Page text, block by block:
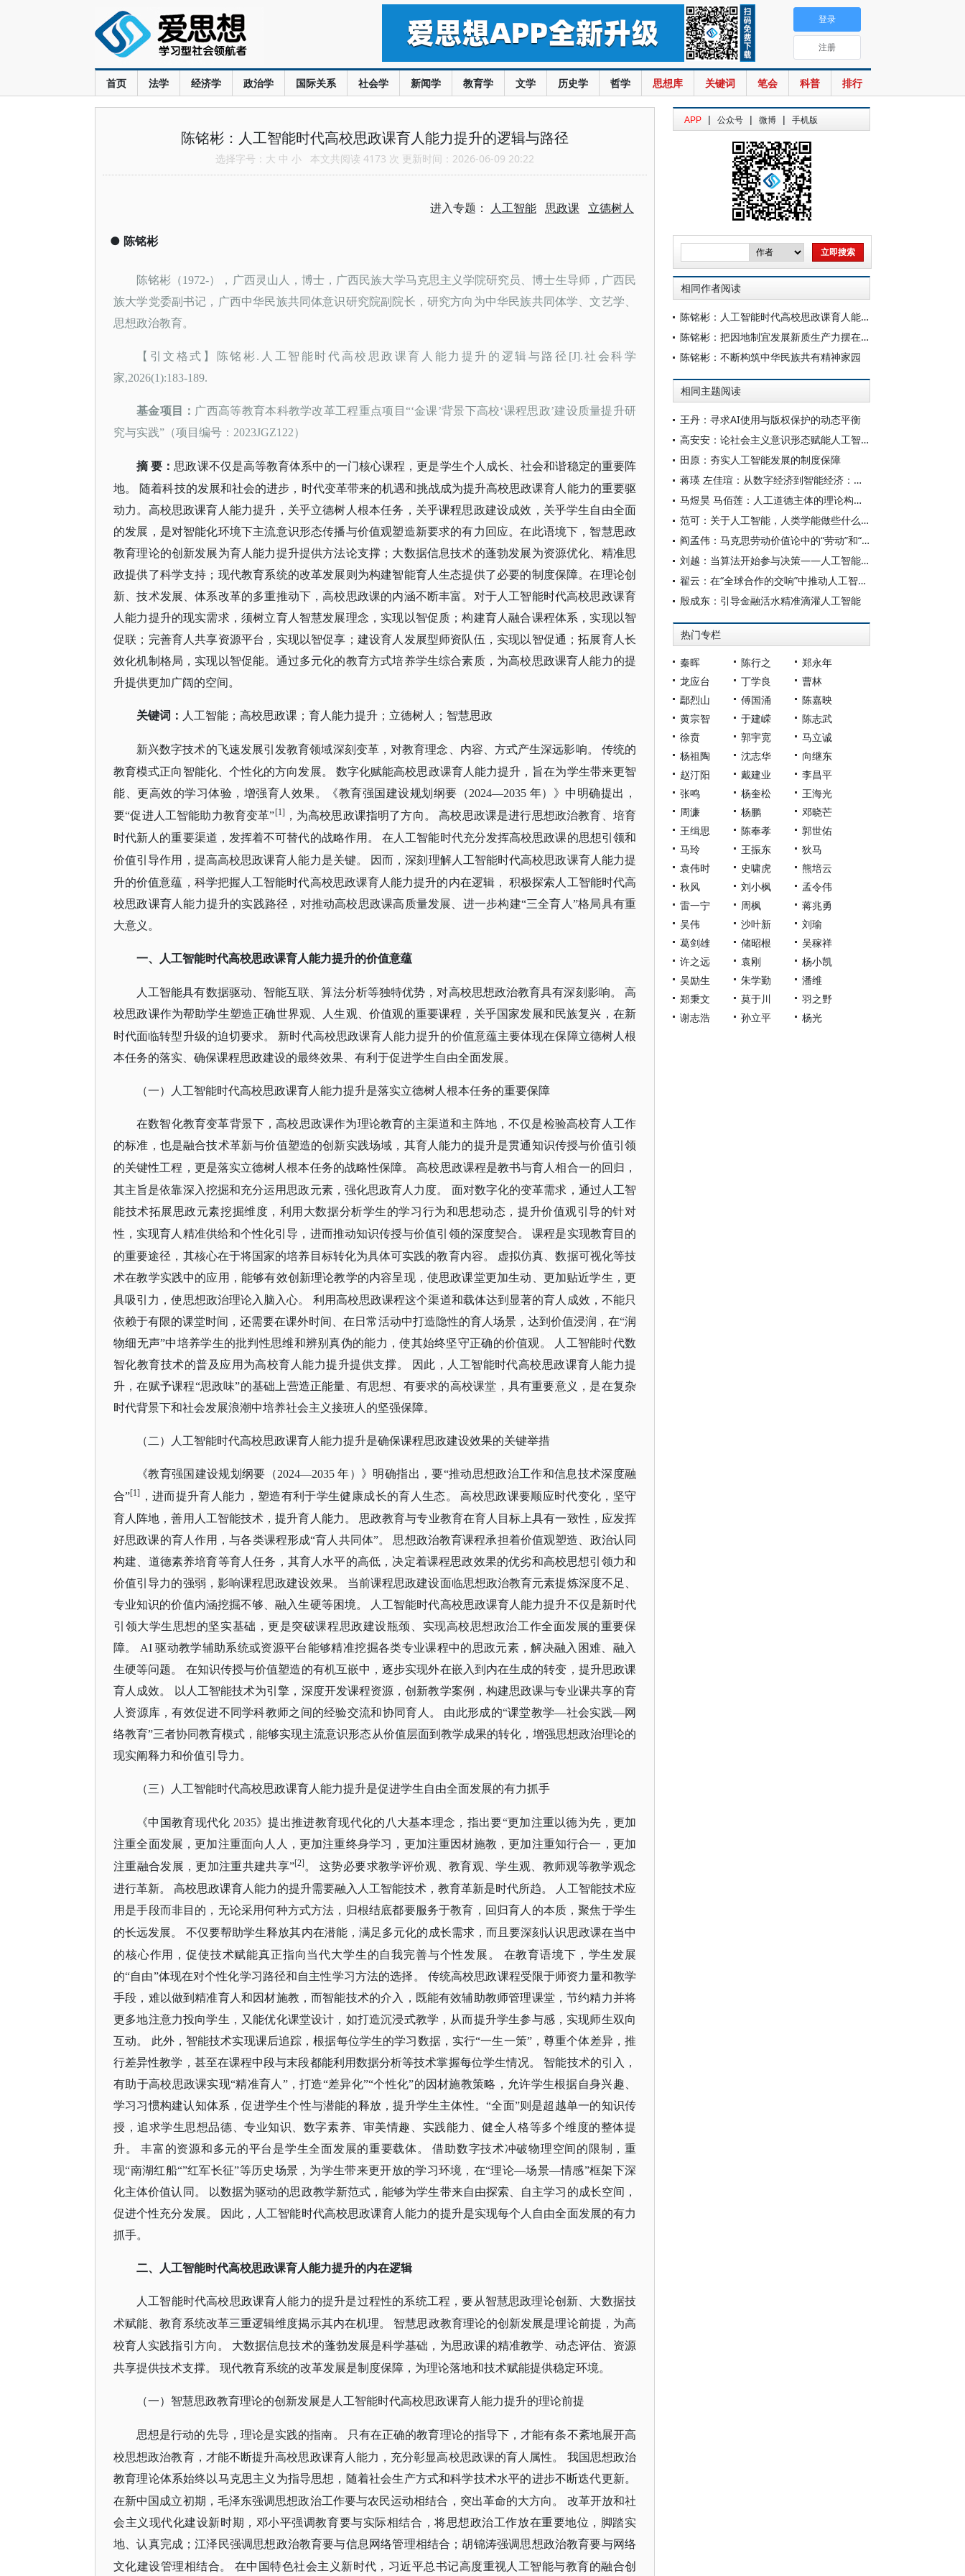
首页 法学 经济学 政治学 国际关系 社会学 新闻学 教育学 文学 历史学 哲学 思想库 关键词 笔会 科普 排行
登录
注册
陈铭彬：人工智能时代高校思政课育人能力提升的逻辑与路径
选择字号： 大 中 小 本文共阅读 4173 次 更新时间：2026-06-09 20:22
进入专题： 人工智能 思政课 立德树人
● 陈铭彬
陈铭彬（1972-），广西灵山人，博士，广西民族大学马克思主义学院研究员、博士生导师，广西民
族大学党委副书记，广西中华民族共同体意识研究院副院长，研究方向为中华民族共同体学、文艺学、
思想政治教育。
【引文格式】陈铭彬.人工智能时代高校思政课育人能力提升的逻辑与路径[J].社会科学
家,2026(1):183-189.
基金项目： 广西高等教育本科教学改革工程重点项目 “‘金课’背景下高校‘课程思政’建设质量提升研
究与实践”（项目编号：2023JGZ122）
摘 要： 思政课不仅是高等教育体系中的一门核心课程，更是学生个人成长、社会和谐稳定的重要阵
地。
随着科技的发展和社会的进步，时代变革带来的机遇和挑战成为提升高校思政课育人能力的重要驱
动力。高校思政课育人能力提升，关乎立德树人根本任务，关乎课程思政建设成效，关乎学生自由全面
的发展，是对智能化环境下主流意识形态传播与价值观塑造新要求的有力回应。在此语境下，智慧思政
教育理论的创新发展为育人能力提升提供方法论支撑；大数据信息技术的蓬勃发展为资源优化、精准思
政提供了科学支持；现代教育系统的改革发展则为构建智能育人生态提供了必要的制度保障。在理论创
新、技术发展、体系改革的多重推动下，高校思政课的内涵不断丰富。对于人工智能时代高校思政课育
人能力提升的现实需求，须树立育人智慧发展理念，实现以智促质；构建育人融合课程体系，实现以智
促联；完善育人共享资源平台，实现以智促享；建设育人发展型师资队伍，实现以智促通；拓展育人长
效化机制格局，实现以智促能。通过多元化的教育方式培养学生综合素质，为高校思政课育人能力的提
升提供更加广阔的空间。
关键词： 人工智能；高校思政课；育人能力提升；立德树人；智慧思政
新兴数字技术的飞速发展引发教育领域深刻变革，对教育理念、内容、方式产生深远影响。
传统的
教育模式正向智能化、个性化的方向发展。
数字化赋能高校思政课育人能力提升，旨在为学生带来更智
能、更高效的学习体验，增强育人效果。《教育强国建设规划纲要（2024—2035 年）》中明确提出，
要“促进人工智能助力教育变革”[1]，为高校思政课指明了方向。
高校思政课是进行思想政治教育、培育
时代新人的重要渠道，发挥着不可替代的战略作用。
在人工智能时代充分发挥高校思政课的思想引领和
价值引导作用，提高高校思政课育人能力是关键。
因而，深刻理解人工智能时代高校思政课育人能力提
升的价值意蕴，科学把握人工智能时代高校思政课育人能力提升的内在逻辑，
积极探索人工智能时代高
校思政课育人能力提升的实践路径，对推动高校思政课高质量发展、进一步构建“三全育人”格局具有重
大意义。
一、人工智能时代高校思政课育人能力提升的价值意蕴
人工智能具有数据驱动、智能互联、算法分析等独特优势，对高校思想政治教育具有深刻影响。
高
校思政课作为帮助学生塑造正确世界观、人生观、价值观的重要课程，关乎国家发展和民族复兴，在新
时代面临转型升级的迫切要求。
新时代高校思政课育人能力提升的价值意蕴主要体现在保障立德树人根
本任务的落实、确保课程思政建设的最终效果、有利于促进学生自由全面发展。
（一）人工智能时代高校思政课育人能力提升是落实立德树人根本任务的重要保障
在数智化教育变革背景下，高校思政课作为理论教育的主渠道和主阵地，不仅是检验高校育人工作
的标准，也是融合技术革新与价值塑造的创新实践场域，其育人能力的提升是贯通知识传授与价值引领
的关键性工程，更是落实立德树人根本任务的战略性保障。
高校思政课程是教书与育人相合一的回归，
其主旨是依靠深入挖掘和充分运用思政元素，强化思政育人力度。
面对数字化的变革需求，通过人工智
能技术拓展思政元素挖掘维度，利用大数据分析学生的学习行为和思想动态，提升价值观引导的针对
性，实现育人精准供给和个性化引导，进而推动知识传授与价值引领的深度契合。
课程是实现教育目的
的重要途径，其核心在于将国家的培养目标转化为具体可实践的教育内容。
虚拟仿真、数据可视化等技
术在教学实践中的应用，能够有效创新理论教学的内容呈现，使思政课堂更加生动、更加贴近学生，更
具吸引力，使思想政治理论入脑入心。
利用高校思政课程这个渠道和载体达到显著的育人成效，不能只
依赖于有限的课堂时间，还需要在课外时间、在日常活动中打造隐性的育人场景，达到价值浸润，在“润
物细无声”中培养学生的批判性思维和辨别真伪的能力，使其始终坚守正确的价值观。 人工智能时代数
智化教育技术的普及应用为高校育人能力提升提供支撑。 因此，人工智能时代高校思政课育人能力提
升，在赋予课程“思政味”的基础上营造正能量、有思想、有要求的高校课堂，具有重要意义，是在复杂
时代背景下和社会发展浪潮中培养社会主义接班人的坚强保障。
（二）人工智能时代高校思政课育人能力提升是确保课程思政建设效果的关键举措
《教育强国建设规划纲要（2024—2035 年）》明确指出，要“推动思想政治工作和信息技术深度融
合”[1] ，进而提升育人能力，塑造有利于学生健康成长的育人生态。
高校思政课要顺应时代变化，坚守
育人阵地，善用人工智能技术，提升育人能力。
思政教育与专业教育在育人目标上具有一致性，应发挥
好思政课的育人作用，与各类课程形成“育人共同体”。 思想政治教育课程承担着价值观塑造、政治认同
构建、道德素养培育等育人任务，其育人水平的高低，决定着课程思政效果的优劣和高校思想引领力和
价值引导力的强弱，影响课程思政建设效果。 当前课程思政建设面临思想政治教育元素提炼深度不足、
专业知识的价值内涵挖掘不够、融入生硬等困境。 人工智能时代高校思政课育人能力提升不仅是新时代
引领大学生思想的坚实基础，更是突破课程思政建设瓶颈、实现高校思想政治工作全面发展的重要保
障。 AI 驱动教学辅助系统或资源平台能够精准挖掘各类专业课程中的思政元素，解决融入困难、融入
生硬等问题。 在知识传授与价值塑造的有机互嵌中，逐步实现外在嵌入到内在生成的转变，提升思政课
育人成效。 以人工智能技术为引擎，深度开发课程资源，创新教学案例，构建思政课与专业课共享的育
人资源库，有效促进不同学科教师之间的经验交流和协同育人。 由此形成的“课堂教学—社会实践—网
络教育”三者协同教育模式，能够实现主流意识形态从价值层面到教学成果的转化，增强思想政治理论的
现实阐释力和价值引导力。
（三）人工智能时代高校思政课育人能力提升是促进学生自由全面发展的有力抓手
《中国教育现代化 2035》提出推进教育现代化的八大基本理念，指出要“更加注重以德为先，更加
注重全面发展，更加注重面向人人，更加注重终身学习，更加注重因材施教，更加注重知行合一，更加
注重融合发展，更加注重共建共享”[2] 。
这势必要求教学评价观、教育观、学生观、教师观等教学观念
进行革新。
高校思政课育人能力的提升需要融入人工智能技术，教育革新是时代所趋。
人工智能技术应
用是手段而非目的，无论采用何种方式方法，归根结底都要服务于教育，回归育人的本质，聚焦于学生
的长远发展。
不仅要帮助学生释放其内在潜能，满足多元化的成长需求，而且要深刻认识思政课在当中
的核心作用，促使技术赋能真正指向当代大学生的自我完善与个性发展。
在教育语境下，学生发展
的“自由”体现在对个性化学习路径和自主性学习方法的选择。 传统高校思政课程受限于师资力量和教学
手段，难以做到精准育人和因材施教，而智能技术的介入，既能有效辅助教师管理课堂，节约精力并将
更多地注意力投向学生，又能优化课堂设计，如打造沉浸式教学，从而提升学生参与感，实现师生双向
互动。 此外，智能技术实现课后追踪，根据每位学生的学习数据，实行“一生一策”，尊重个体差异，推
行差异性教学，甚至在课程中段与末段都能利用数据分析等技术掌握每位学生情况。 智能技术的引入，
有助于高校思政课实现“精准育人”，打造“差异化”“个性化”的因材施教策略，允许学生根据自身兴趣、
学习习惯构建认知体系，促进学生个性与潜能的释放，提升学生主体性。“全面”则是超越单一的知识传
授，追求学生思想品德、专业知识、数字素养、审美情趣、实践能力、健全人格等多个维度的整体提
升。 丰富的资源和多元的平台是学生全面发展的重要载体。 借助数字技术冲破物理空间的限制，重
现“南湖红船“”红军长征”等历史场景，为学生带来更开放的学习环境，在“理论—场景—情感”框架下深
化主体价值认同。 以数据为驱动的思政教学新范式，能够为学生带来自由探索、自主学习的成长空间，
促进个性充分发展。 因此，人工智能时代高校思政课育人能力的提升是实现每个人自由全面发展的有力
抓手。
二、人工智能时代高校思政课育人能力提升的内在逻辑
人工智能时代高校思政课育人能力的提升是过程性的系统工程，要从智慧思政理论创新、大数据技
术赋能、教育系统改革三重逻辑维度揭示其内在机理。
智慧思政教育理论的创新发展是理论前提，为高
校育人实践指引方向。
大数据信息技术的蓬勃发展是科学基础，为思政课的精准教学、动态评估、资源
共享提供技术支撑。
现代教育系统的改革发展是制度保障，为理论落地和技术赋能提供稳定环境。
（一）智慧思政教育理论的创新发展是人工智能时代高校思政课育人能力提升的理论前提
思想是行动的先导，理论是实践的指南。
只有在正确的教育理论的指导下，才能有条不紊地展开高
校思想政治教育，才能不断提升高校思政课育人能力，充分彰显高校思政课的育人属性。
我国思想政治
教育理论体系始终以马克思主义为指导思想，随着社会生产方式和科学技术水平的进步不断迭代更新。
在新中国成立初期，毛泽东强调思想政治工作要与农民运动相结合，突出革命的大方向。
改革开放和社
会主义现代化建设新时期，邓小平强调教育要与实际相结合，将思想政治工作放在重要地位，脚踏实
地、认真完成；江泽民强调思想政治教育要与信息网络管理相结合；胡锦涛强调思想政治教育要与网络
文化建设管理相结合。
在中国特色社会主义新时代，习近平总书记高度重视人工智能与教育的融合创
APP | 公众号 | 微博 | 手机版
相同作者阅读
陈铭彬：人工智能时代高校思政课育人能力提升的逻辑与路径
陈铭彬：把因地制宜发展新质生产力摆在更加突出的战略位置
陈铭彬：不断构筑中华民族共有精神家园
相同主题阅读
王丹：寻求AI使用与版权保护的动态平衡
高安安：论社会主义意识形态赋能人工智能大模型“价值对齐”
田原：夯实人工智能发展的制度保障
蒋瑛 左佳瑄：从数字经济到智能经济：中国社会分层的特点与变迁
马煜昊 马佰莲：人工道德主体的理论构设与实践限度
范可：关于人工智能，人类学能做些什么？
阎孟伟：马克思劳动价值论中的“劳动”和“价值”概念
刘越：当算法开始参与决策——人工智能重塑全球治理的底层逻辑
翟云：在“全球合作的交响”中推动人工智能发展
殷成东：引导金融活水精准滴灌人工智能
热门专栏
秦晖 陈行之
郑永年
龙应台
丁学良
曹林
鄢烈山
傅国涌
陈嘉映
黄宗智
于建嵘
陈志武
徐贲
郭宇宽
马立诚
杨祖陶
沈志华
向继东
赵汀阳
戴建业
李昌平
张鸣
杨奎松
王海光
周濂
杨鹏
邓晓芒
王缉思
陈奉孝
郭世佑
马玲
王振东
狄马
袁伟时
史啸虎
熊培云
秋风
刘小枫
孟令伟
雷一宁
周枫
蒋兆勇
吴伟
沙叶新
刘瑜
葛剑雄
储昭根
吴稼祥
许之远
袁刚
杨小凯
吴励生
朱学勤
潘维
郑秉文
莫于川
羽之野
谢志浩
孙立平 杨光